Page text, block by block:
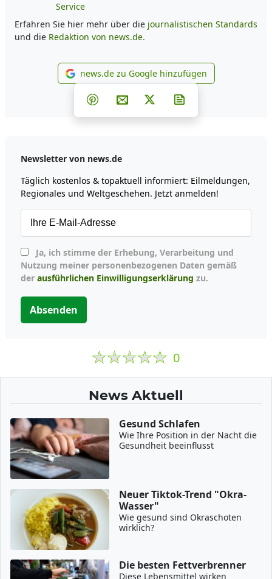
Service
Erfahren Sie hier mehr über die journalistischen Standards
und die Redaktion von news.de.
news.de zu Google
news.de zu Google hinzufügen
Teilen auf Facebook
Teilen auf Whatsapp
Teilen auf Telegram
Teilen auf Pinterest
Per E-Mail teilen
Post auf X
Newsletter von news.de
Täglich kostenlos & topaktuell informiert: Eilmeldungen,
Regionales und Weltgeschehen. Jetzt anmelden!
Nutzung meiner personenbezogenen Daten gemäß
der ausführlichen Einwilligungserklärung zu.
Absenden
0
News Aktuell
Gesund Schlafen
Wie Ihre Position in der Nacht die
Gesundheit beeinflusst
Neuer Tiktok-Trend "Okra-
Wasser"
Wie gesund sind Okraschoten
wirklich?
Die besten Fettverbrenner
Diese Lebensmittel wirken